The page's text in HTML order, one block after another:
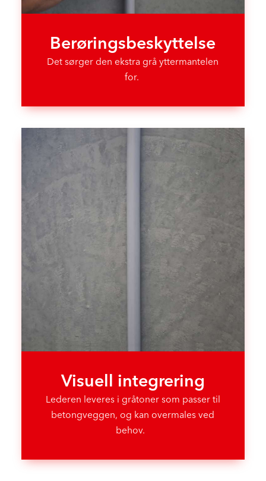
Berørings­beskyttelse
Det sørger den ekstra grå yttermantelen
for.
Visuell integrering
Lederen leveres i gråtoner som passer til
betongveggen, og kan overmales ved
behov.